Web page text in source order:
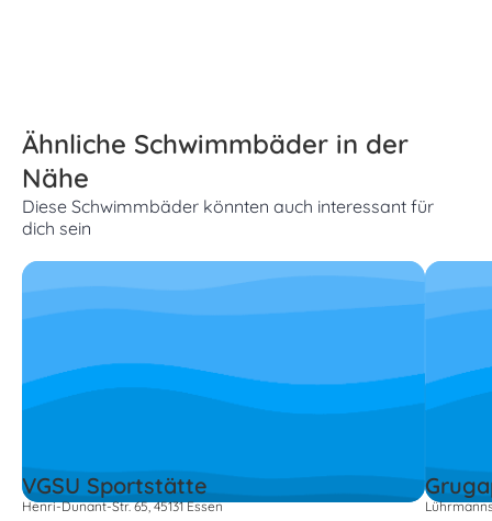
Ähnliche Schwimmbäder in der
Nähe
Diese Schwimmbäder könnten auch interessant für
dich sein
VGSU Sportstätte
Henri-Dunant-Str. 65, 45131 Essen